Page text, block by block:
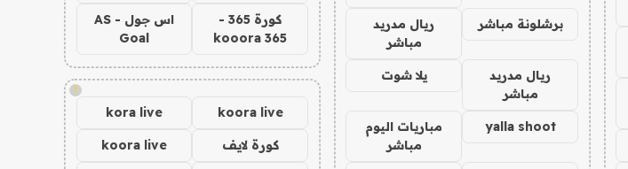
برشلونة مباشر
ريال مدريد
مباشر
ريال مدريد
مباشر
يلا شوت
yalla shoot
مباريات اليوم
مباشر
كورة 365 -
kooora 365
اس جول - AS
Goal
!
koora live
kora live
كورة لايف koora live